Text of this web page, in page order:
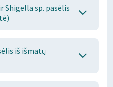
Shigella sp. pasėlis
iš išmatų